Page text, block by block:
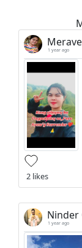
1 year ago
2 likes
Ninder
1 year ago